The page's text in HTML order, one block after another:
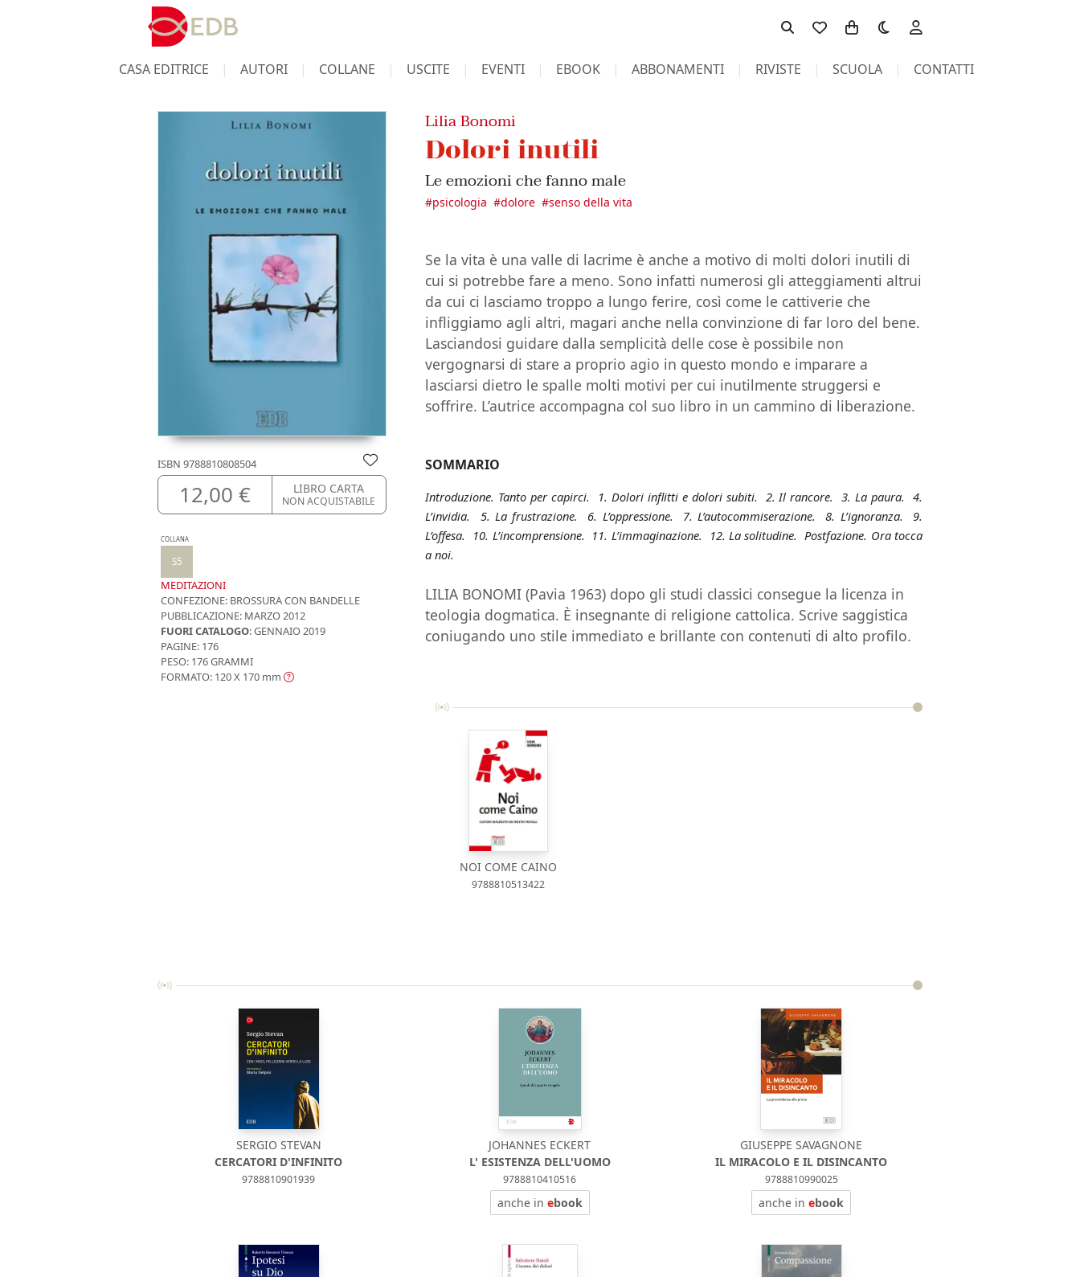
Toggle theme
CASA EDITRICE AUTORI COLLANE USCITE EVENTI EBOOK ABBONAMENTI RIVISTE SCUOLA CONTATTI
ISBN 9788810808504
12,00 € LIBRO CARTA
NON ACQUISTABILE
COLLANA
S5
MEDITAZIONI
CONFEZIONE: BROSSURA CON BANDELLE
PUBBLICAZIONE: MARZO 2012
FUORI CATALOGO: GENNAIO 2019
PAGINE: 176
PESO: 176 GRAMMI
FORMATO: 120 X 170 mm
Lilia Bonomi
Dolori inutili
Le emozioni che fanno male
#psicologia #dolore #senso della vita
Se la vita è una valle di lacrime è anche a motivo di molti dolori inutili di
cui si potrebbe fare a meno. Sono infatti numerosi gli atteggiamenti altrui
da cui ci lasciamo troppo a lungo ferire, così come le cattiverie che
infliggiamo agli altri, magari anche nella convinzione di far loro del bene.
Lasciandosi guidare dalla semplicità delle cose è possibile non
vergognarsi di stare a proprio agio in questo mondo e imparare a
lasciarsi dietro le spalle molti motivi per cui inutilmente struggersi e
soffrire. L’autrice accompagna col suo libro in un cammino di liberazione.
SOMMARIO
Introduzione. Tanto per capirci. 1. Dolori inflitti e dolori subiti. 2. Il rancore. 3. La paura. 4.
L’invidia. 5. La frustrazione. 6. L’oppressione. 7. L’autocommiserazione. 8. L’ignoranza. 9.
L’offesa. 10. L’incomprensione. 11. L’immaginazione. 12. La solitudine. Postfazione. Ora tocca
a noi.
LILIA BONOMI (Pavia 1963) dopo gli studi classici consegue la licenza in
teologia dogmatica. È insegnante di religione cattolica. Scrive saggistica
coniugando uno stile immediato e brillante con contenuti di alto profilo.
NOI COME CAINO
9788810513422
SERGIO STEVAN
CERCATORI D'INFINITO
9788810901939
JOHANNES ECKERT
L' ESISTENZA DELL'UOMO
9788810410516
anche in ebook
GIUSEPPE SAVAGNONE
IL MIRACOLO E IL DISINCANTO
9788810990025
anche inebook